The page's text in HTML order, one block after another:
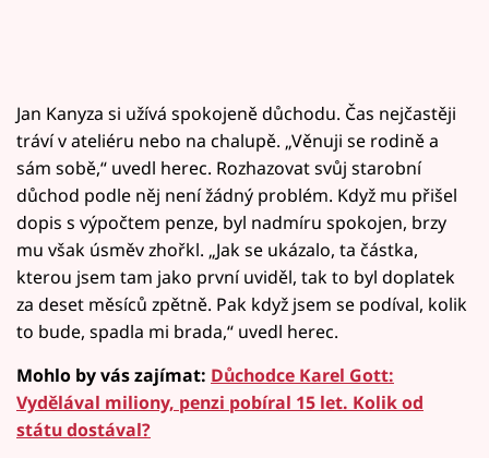
Jan Kanyza si užívá spokojeně důchodu. Čas nejčastěji
tráví v ateliéru nebo na chalupě. „Věnuji se rodině a
sám sobě,“ uvedl herec. Rozhazovat svůj starobní
důchod podle něj není žádný problém. Když mu přišel
dopis s výpočtem penze, byl nadmíru spokojen, brzy
mu však úsměv zhořkl. „Jak se ukázalo, ta částka,
kterou jsem tam jako první uviděl, tak to byl doplatek
za deset měsíců zpětně. Pak když jsem se podíval, kolik
to bude, spadla mi brada,“ uvedl herec.
Mohlo by vás zajímat: Důchodce Karel Gott:
Vydělával miliony, penzi pobíral 15 let. Kolik od
státu dostával?